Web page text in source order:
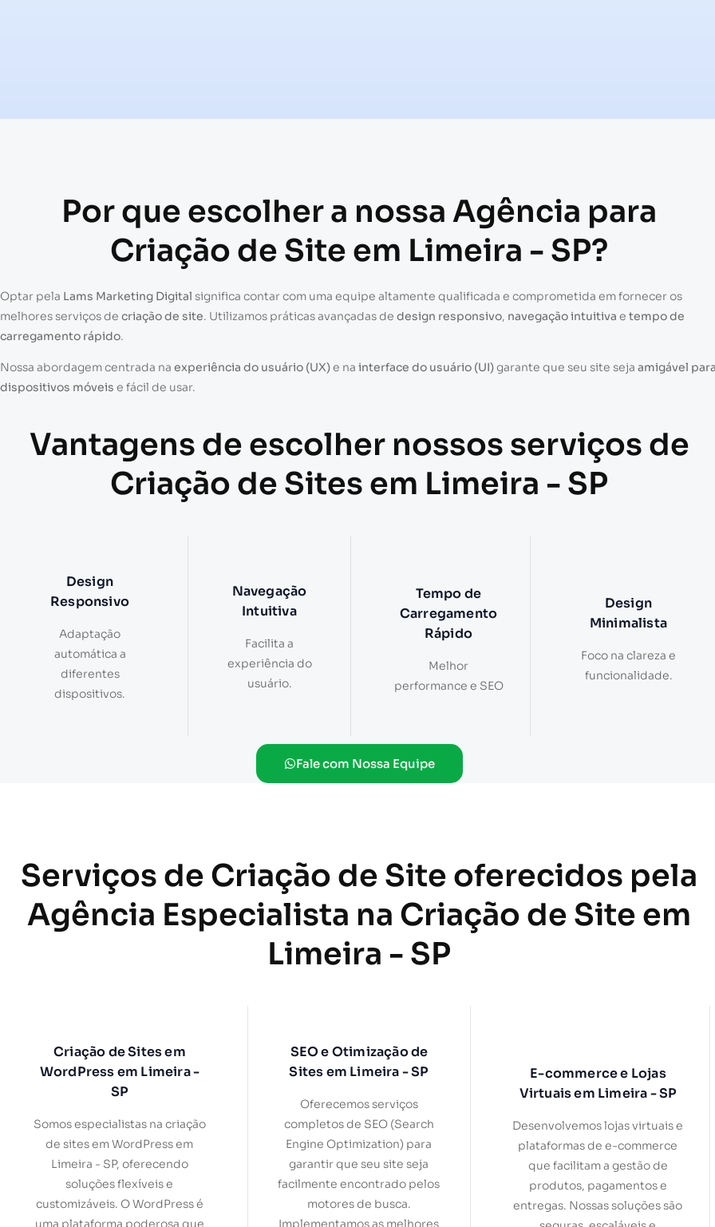
Por que escolher a nossa Agência para
Criação de Site em Limeira - SP?
Optar pela Lams Marketing Digital significa contar com uma equipe altamente qualificada e comprometida em fornecer os
melhores serviços de criação de site. Utilizamos práticas avançadas de design responsivo, navegação intuitiva e tempo de
carregamento rápido.
Nossa abordagem centrada na experiência do usuário (UX)e na interface do usuário (UI)garante que seu site seja amigável
dispositivos móveis e fácil de usar.
Vantagens de escolher nossos serviços de
Criação de Sites em Limeira - SP
Design
Responsivo
Adaptação
automática a
diferentes
dispositivos.
Navegação
Intuitiva
Facilita a
experiência do
usuário.
Tempo de
Carregamento
Rápido
Melhor
performance e SEO
Design
Minimalista
Foco na clareza e
funcionalidade.
Fale com Nossa Equipe
Serviços de Criação de Site oferecidos pela
Agência Especialista na Criação de Site em
Limeira - SP
Criação de Sites em
WordPress em Limeira -
SP
Somos especialistas na criação
de sites em WordPress em
Limeira - SP, oferecendo
soluções flexíveis e
customizáveis. O WordPress é
uma plataforma poderosa que
SEO e Otimização de
Sites em Limeira - SP
Oferecemos serviços
completos de SEO (Search
Engine Optimization) para
garantir que seu site seja
facilmente encontrado pelos
motores de busca.
Implementamos as melhores
E-commerce e Lojas
Virtuais em Limeira - SP
Desenvolvemos lojas virtuais e
plataformas de e-commerce
que facilitam a gestão de
produtos, pagamentos e
entregas. Nossas soluções são